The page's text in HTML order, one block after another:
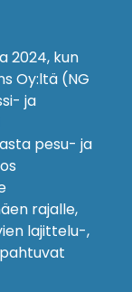
2024, kun
Oy:ltä (NG
ja
pesu- ja
rajalle,
lajittelu-,